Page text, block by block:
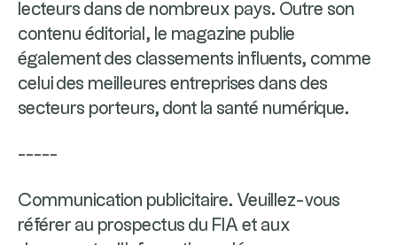
lecteurs dans de nombreux pays. Outre son
contenu éditorial, le magazine publie
également des classements influents, comme
celui des meilleures entreprises dans des
secteurs porteurs, dont la santé numérique.
-----
Communication publicitaire. Veuillez-vous
référer au prospectus du FIA et aux